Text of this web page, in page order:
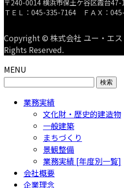
〒240-0014 横浜市保土ケ谷区霞台47-
ＴＥＬ：045-335-7164 ＦＡＸ：
Copyright © 株式会社 ユー・エ
Rights Reserved.
MENU
検
業務実績
文化財・歴史的建造物
一般建築
まちづくり
景観整備
業務実績 [年度別一覧]
会社概要
企業理念